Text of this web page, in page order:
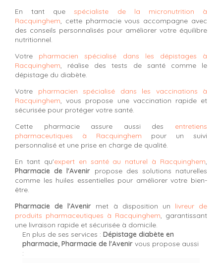
En tant quespécialiste de la micronutrition à
Racquinghem, cette pharmacie vous accompagne avec
des conseils personnalisés pour améliorer votre équilibre
nutritionnel.
Votre pharmacien spécialisé dans les dépistages à
Racquinghem, réalise des tests de santé comme le
dépistage du diabète.
Votre pharmacien spécialisé dans les vaccinations à
Racquinghem, vous propose une vaccination rapide et
sécurisée pour protéger votre santé.
Cette pharmacie assure aussi des entretiens
pharmaceutiques à Racquinghem pour un suivi
personnalisé et une prise en charge de qualité.
En tant qu'expert en santé au naturel à Racquinghem,
Pharmacie de l'Avenir propose des solutions naturelles
comme les huiles essentielles pour améliorer votre bien-
être.
Pharmacie de l'Avenir met à disposition un livreur de
produits pharmaceutiques à Racquinghem, garantissant
une livraison rapide et sécurisée à domicile.
En plus de ses services : Dépistage diabète en
pharmacie, Pharmacie de l'Avenir vous propose aussi
: